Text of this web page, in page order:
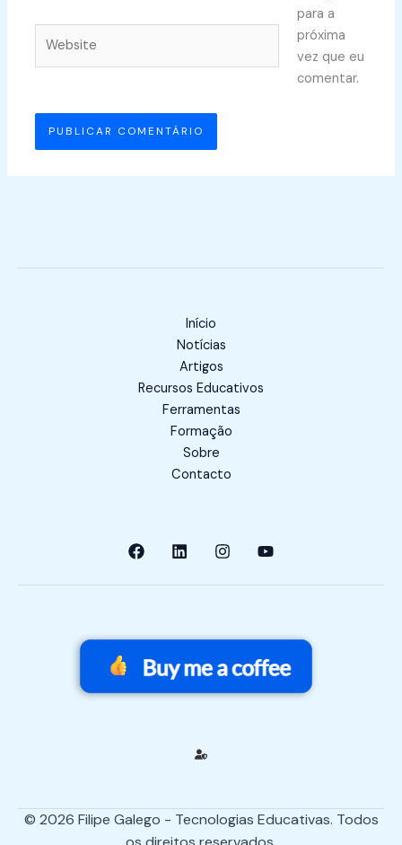
para a
próxima
vez que eu
comentar.
Início
Notícias
Artigos
Recursos Educativos
Ferramentas
Formação
Sobre
Contacto
© 2026 Filipe Galego - Tecnologias Educativas. Todos